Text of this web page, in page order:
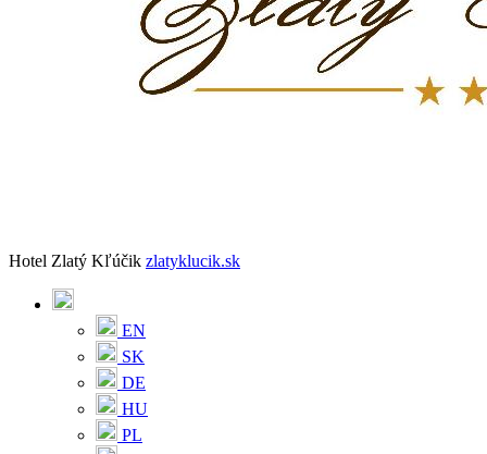
Hotel Zlatý Kľúčik zlatyklucik.sk
EN
SK
DE
HU
PL